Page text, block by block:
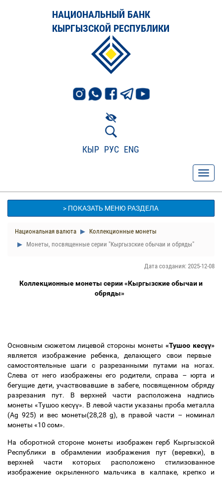
НАЦИОНАЛЬНЫЙ БАНК
КЫРГЫЗСКОЙ РЕСПУБЛИКИ
КЫР РУС ENG
> ПОКАЗАТЬ МЕНЮ РАЗДЕЛА
Национальная валюта
Коллекционные монеты
Монеты, посвященные серии "Кыргызские обычаи и обряды"
Дата создания: 2025-12-08
Коллекционные монеты серии «Кыргызские обычаи и
обряды»
Основным сюжетом лицевой стороны монеты «Тушоо кесүү»
является изображение ребенка, делающего свои первые
самостоятельные шаги с разрезанными путами на ногах.
Слева от него изображены его родители, справа – юрта и
бегущие дети, участвовавшие в забеге, посвященном обряду
разрезания пут. В верхней части расположена надпись
монеты «Тушоо кесүү». В левой части указаны проба металла
(Ag 925) и вес монеты(28,28 g), в правой части – номинал
монеты «10 сом».
На оборотной стороне монеты изображен герб Кыргызской
Республики в обрамлении изображения пут (веревки), в
верхней части которых расположено стилизованное
изображение окрыленного мальчика в калпаке, крепко и